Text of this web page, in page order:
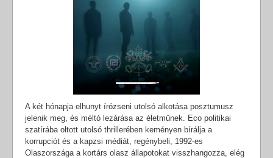
A két hónapja elhunyt írózseni utolsó alkotása posztumusz
jelenik meg, és méltó lezárása az életműnek. Eco politikai
szatírába oltott utolsó thrillerében keményen bírálja a
korrupciót és a kapzsi médiát, regénybeli, 1992-es
Olaszországa a kortárs olasz állapotokat visszhangozza, elég